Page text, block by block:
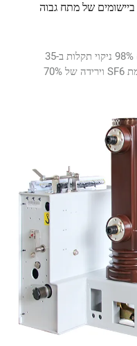
של מתח גבוה
גלו כיצד מפסקים וואקואמיים מספקים 98% ניקוי תקלות ב-35
קילו-וולט, חיסכון בשטח של 40% לעומת SF6 וירידה של 70%